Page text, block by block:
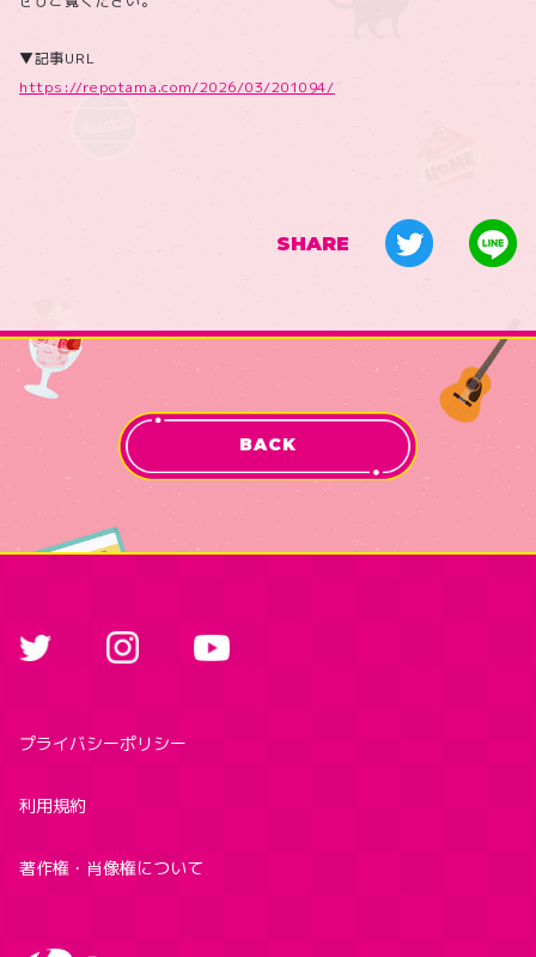
▼記事URL
https://repotama.com/2026/03/201094/
SHARE
BACK
プライバシーポリシー
利用規約
著作権・肖像権について